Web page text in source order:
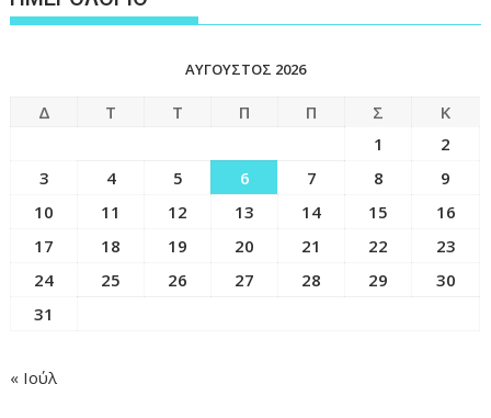
ΑΎΓΟΥΣΤΟΣ 2026
Δ Τ Τ Π Π Σ
Κ
1
2
3
4 5 6 7 8
9
10
11 12 13 14 15
16
17
18 19 20 21 22
23
24
25 26 27 28 29
30
31
« Ιούλ